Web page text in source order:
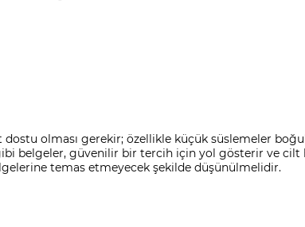
olması gerekir; özellikle küçük süslemeler
belgeler, güvenilir bir tercih için yol gösterir ve cilt
temas etmeyecek şekilde düşünülmelidir.